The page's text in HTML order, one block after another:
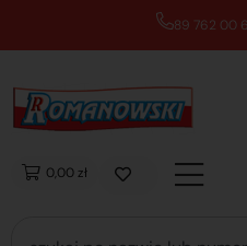
89 762 00 69 -
0,00 zł